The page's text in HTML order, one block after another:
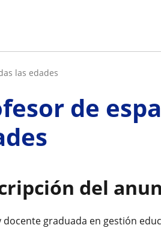
las edades
de
del
docente graduada en gestión